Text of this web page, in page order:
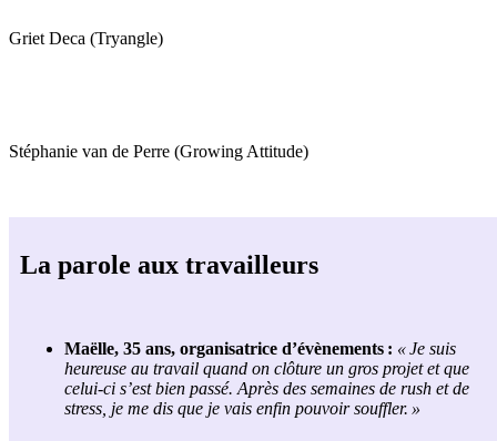
Griet Deca (Tryangle)
Stéphanie van de Perre (Growing Attitude)
La parole aux travailleurs
Maëlle, 35 ans, organisatrice d’évènements : « Je suis
heureuse au travail quand on clôture un gros projet et que
celui-ci s’est bien passé. Après des semaines de rush et de
stress, je me dis que je vais enfin pouvoir souffler. »